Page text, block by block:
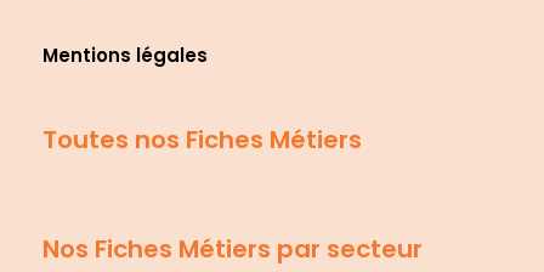
Mentions légales
Toutes nos Fiches Métiers
Nos Fiches Métiers par secteur